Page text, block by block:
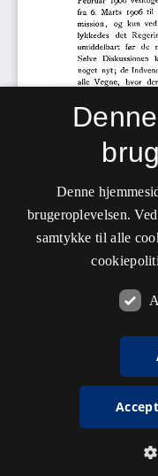
Denne
brugeroplevelsen.
samtykke til alle